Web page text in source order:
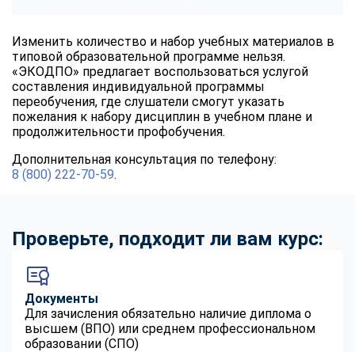
Изменить количество и набор учебных материалов в
типовой образовательной программе нельзя.
«ЭКОДПО» предлагает воспользоваться услугой
составления индивидуальной программы
переобучения, где слушатели смогут указать
пожелания к набору дисциплин в учебном плане и
продолжительности профобучения.
Дополнительная консультация по телефону:
8 (800) 222-70-59.
Проверьте, подходит ли вам курс:
Документы
Для зачисления обязательно наличие диплома о
высшем (ВПО) или среднем профессиональном
образовании (СПО)